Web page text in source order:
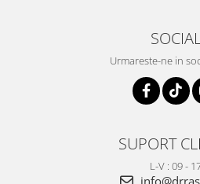
Urmareste-ne in
SUPORT
L-V : 09 -